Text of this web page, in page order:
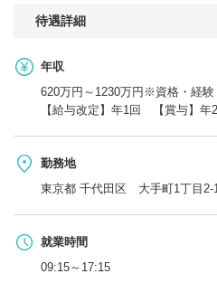
待遇詳細
年収
620万円～1230万円※資格・経
【給与改定】年1回 【賞与】年
勤務地
東京都 千代田区 大手町1丁目
就業時間
09:15～17:15